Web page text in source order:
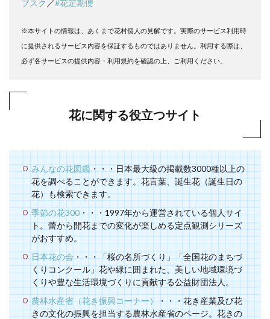
ブスク ／#花定期便
※本サイトの情報は、あくまで花村個人の見解です。実際のサービス利用時
に提供されるサービス内容を保証するものではありません。利用する際は、
必ず各サービスの提供内容・利用規約を確認の上、ご利用ください。
花に関する役立つサイト
みんなの花図鑑 ・・・日本最大級の掲載数3000種以上の
花を調べることができます。花言葉、誕生花（誕生日の
花）も検索できます。
季節の花300・・・1997年から運営されている個人サイ
ト。蕾から開花までの変化が楽しめる定点観測シリーズ
がおすすめ。
日本花の会・・・「桜の名所づくり」「全国花のまちづ
くりコンクール」花や緑に囲まれた、美しい地域環境づ
くりや豊な生活環境づくりに貢献する公益財団法人。
農林水産省（花き振興コーナー）・・・花き産業及び花
きの文化の振興を担当する農林水産省のページ。花きの